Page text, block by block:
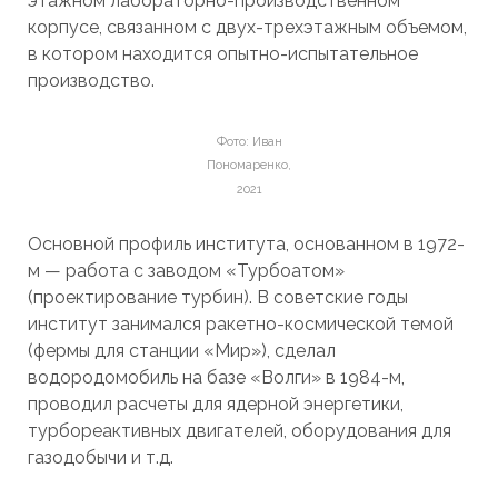
корпусе, связанном с двух-трехэтажным объемом,
в котором находится опытно-испытательное
производство.
Фото: Иван
Пономаренко,
2021
Основной профиль института, основанном в 1972-
м — работа с заводом «Турбоатом»
(проектирование турбин). В советские годы
институт занимался ракетно-космической темой
(фермы для станции «Мир»), сделал
водородомобиль на базе «Волги» в 1984-м,
проводил расчеты для ядерной энергетики,
турбореактивных двигателей, оборудования для
газодобычи и т.д.